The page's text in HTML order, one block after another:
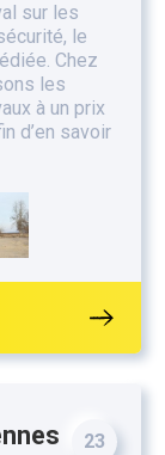
sur les
le
Chez
les
à un prix
d’en savoir
23